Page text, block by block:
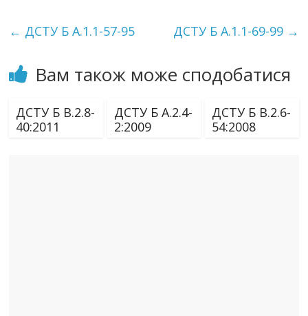
← ДСТУ Б А.1.1-57-95 ДСТУ Б А.1.1-69-99 →
Вам також може сподобатися
ДСТУ Б В.2.8-
40:2011
ДСТУ Б А.2.4-
2:2009
ДСТУ Б В.2.6-
54:2008